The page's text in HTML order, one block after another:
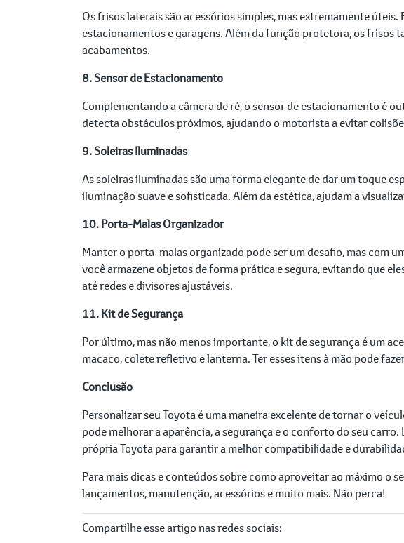
Os frisos laterais são acessórios simples, mas extremamente
estacionamentos e garagens. Além da função protetora, os frisos
acabamentos.
8. Sensor de Estacionamento
Complementando a câmera de ré, o sensor de estacionamento é
detecta obstáculos próximos, ajudando o motorista a evitar
9. Soleiras Iluminadas
As soleiras iluminadas são uma forma elegante de dar um toque
iluminação suave e sofisticada. Além da estética, ajudam a
10. Porta-Malas Organizador
Manter o porta-malas organizado pode ser um desafio, mas com
você armazene objetos de forma prática e segura, evitando que
até redes e divisores ajustáveis.
11. Kit de Segurança
Por último, mas não menos importante, o kit de segurança é um
macaco, colete refletivo e lanterna. Ter esses itens à mão pode
Conclusão
Personalizar seu Toyota é uma maneira excelente de tornar o
pode melhorar a aparência, a segurança e o conforto do seu
própria Toyota para garantir a melhor compatibilidade e
Para mais dicas e conteúdos sobre como aproveitar ao máximo o
lançamentos, manutenção, acessórios e muito mais. Não perca!
Compartilhe esse artigo nas redes sociais: